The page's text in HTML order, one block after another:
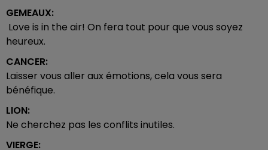
GEMEAUX:
Love is in the air! On fera tout pour que vous soyez
heureux.
CANCER:
Laisser vous aller aux émotions, cela vous sera
bénéfique.
LION:
Ne cherchez pas les conflits inutiles.
VIERGE: